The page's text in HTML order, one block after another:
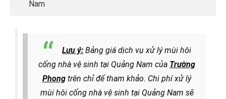
Nam
Lưu ý: Bảng giá dịch vụ xử lý mùi hôi
cống nhà vệ sinh tại Quảng Nam của Trường
Phong trên chỉ để tham khảo. Chi phí xử lý
mùi hôi cống nhà vệ sinh tại Quảng Nam sẽ